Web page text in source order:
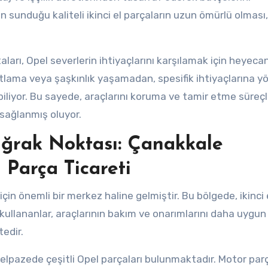
sunduğu kaliteli ikinci el parçaların uzun ömürlü olması,
Opel severlerin ihtiyaçlarını karşılamak için
veya şaşkınlık yaşamadan, spesifik ihtiyaçlarına
Bu sayede, araçlarını koruma ve tamir etme
oluyor.
Noktası: Çanakkale
Parça Ticareti
önemli bir merkez haline gelmiştir. Bu bölgede, ikinci
araçlarının bakım ve onarımlarını daha uygun
çeşitli Opel parçaları bulunmaktadır. Motor